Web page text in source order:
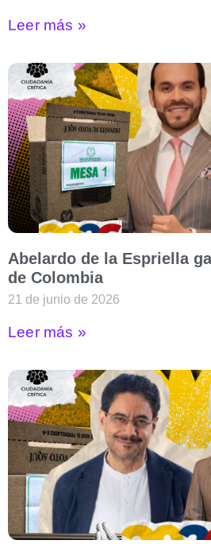
Leer más »
Abelardo de la Espriella
de Colombia
21 de junio de 2026
Leer más »